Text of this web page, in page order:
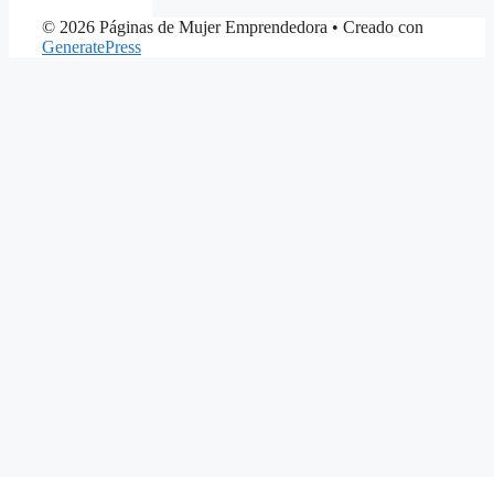
© 2026 Páginas de Mujer Emprendedora • Creado con
GeneratePress